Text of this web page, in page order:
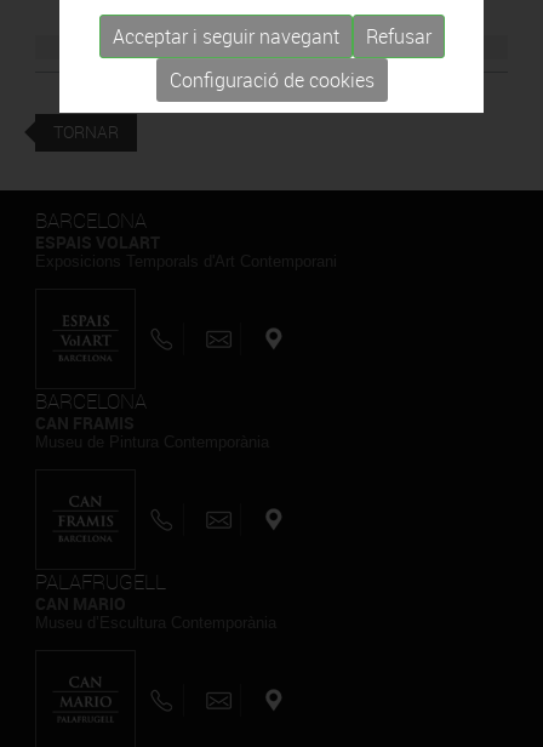
TORNAR
BARCELONA
BARCELONA
PALAFRUGELL
Acceptar i seguir navegant
Refusar
Configuració de cookies